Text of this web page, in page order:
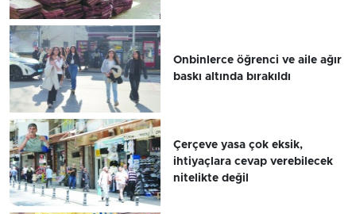
Onbinlerce öğrenci ve aile ağır
baskı altında bırakıldı
Çerçeve yasa çok eksik,
ihtiyaçlara cevap verebilecek
nitelikte değil